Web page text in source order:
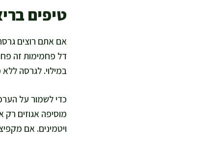
טיפים
אם אתם רוצים
דל פחמימות זה
במילוי. לגרסה
כדי לשמור על
מוסיפה אגוזים רק
ויטמינים. אם